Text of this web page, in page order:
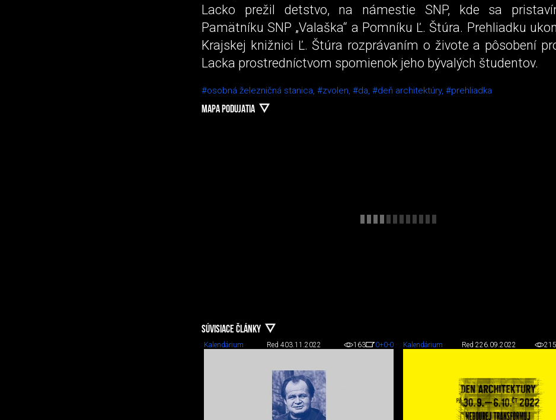
Lacko prežil detstvo, na námestie SNP, kde sa
Pamätníku SNP „Valaška“ a Pomníku Ľ. Štúra. Prehliadku
Krajskej knižnici Ľ. Štúra rozprávaním o živote a pôsobení
Lacka prostredníctvom spomienok jeho bývalých študentov.
#osobná železničná stanica, #zvolen, #da, #deň architektúry, #prehliadka
MAPA PODUJATIA
SÚVISIACE ČLÁNKY
Kalendárium Red 403.11.2022 163 0+0-0 Kalendárium Red 226.09.2022